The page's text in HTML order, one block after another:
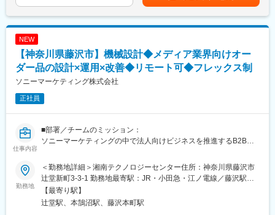
変更の範囲：会社の定める業務
・生産立ち上げに向けた新規ベンダーの開拓、調達業務
・設計品質を向上させるための社内ルールや基準の作成
【開発環境（西神テクノロジーセンター）】
・散水試験設備、落雷試験設備
・3D CAD（SolidWorks）
・3Dデジタイザー、3Dプリンター、投影機 など
※東京にも開発拠点があり、セキュリティカメラ、ネットワークカ
メラ（VIVOTEK)の開発を行っています。
手当支給なし 賃金はあくまでも目安の金額であり、選考を通じて
上下する可能性があります。月給(月額)は固定手当を含めた表記で
す。
NEW
【神奈川県藤沢市】機械設計◆メディア業界向けオー
ダー品の設計×運用×改善◆リモート可◆フレックス制
ソニーマーケティング株式会社
正社員
仕事内容
■部署／チームのミッション：
ソニーマーケティングの中で法人向けビジネスを推進するB2Bビ
術・サービス部門での募集になります。
今回配属を想定しているのは法人向けビジネスの中でも特に放送
局や映像制作会社向けへ納品する機械の設計を行う部署で、顧客
に寄り添った製品を納品し、選ばれ続けるというミッションを持
ったチームになります。
勤務地
＜勤務地詳細＞湘南テクノロジーセンター住所：神奈川県藤沢市
辻堂新町3-3-1 勤務地最寄駅：JR・小田急・江ノ電線／藤沢駅受
動喫煙対策：敷地内喫煙可能場所あり変更の範囲：会社の定める
事業所（リモートワーク含む）
【最寄り駅】
辻堂駅、本鵠沼駅、藤沢本町駅